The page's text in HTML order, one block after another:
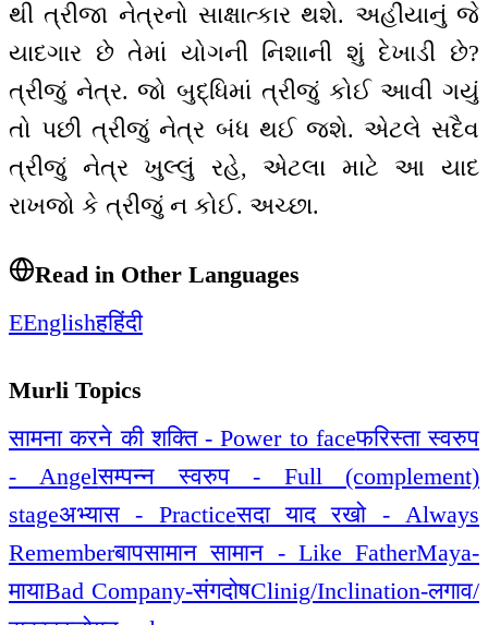
થી ત્રીજા નેત્રનો સાક્ષાત્કાર થશે. અહીંયાનું જે
યાદગાર છે તેમાં યોગની નિશાની શું દેખાડી છે?
ત્રીજું નેત્ર. જો બુદ્ધિમાં ત્રીજું કોઈ આવી ગયું
તો પછી ત્રીજું નેત્ર બંધ થઈ જશે. એટલે સદૈવ
ત્રીજું નેત્ર ખુલ્લું રહે, એટલા માટે આ યાદ
રાખજો કે ત્રીજું ન કોઈ. અચ્છા.
Read in Other Languages
EEnglishहहिंदी
Murli Topics
सामना करने की शक्ति - Power to faceफरिस्ता स्वरुप
- Angelसम्पन्न स्वरुप - Full (complement)
stageअभ्यास - Practiceसदा याद रखो - Always
Rememberबापसामान सामान - Like FatherMaya-
मायाBad Company-संगदोषClinig/Inclination-लगाव/